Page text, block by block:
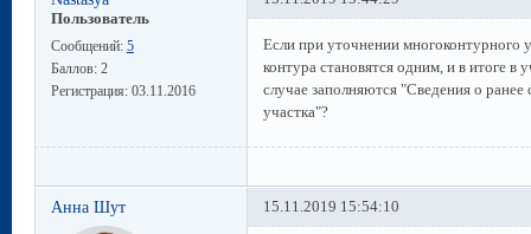
Пользователь
Сообщений: 5
Баллов: 2
Регистрация: 03.11.2016
Если при уточнении многоконтурного
контура становятся одним, и в итоге в
случае заполняются "Сведения о
участка"?
Анна Шут 15.11.2019 15:54:10